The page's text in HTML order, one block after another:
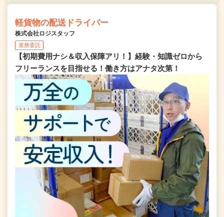
軽貨物の配送ドライバー
株式会社ロジスタッフ
業務委託
【初期費用ナシ＆収入保障アリ！】経験・知識ゼロから
フリーランスを目指せる！働き方はアナタ次第！